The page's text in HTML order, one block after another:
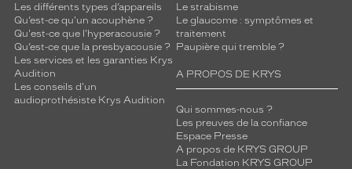
Les différents types d’appareils
Qu’est-ce qu'un acouphène ?
Qu'est-ce que l'hyperacousie ?
Qu’est-ce que la presbyacousie ?
Les services et les garanties Krys
Audition
Les conseils d'un
audioprothésiste Krys Audition
Le strabisme
Le glaucome : symptômes et
traitement
Paupière qui tremble ?
A PROPOS DE KRYS
Qui sommes-nous ?
Les preuves de la confiance
Espace Presse
A propos de KRYS GROUP
La Fondation KRYS GROUP